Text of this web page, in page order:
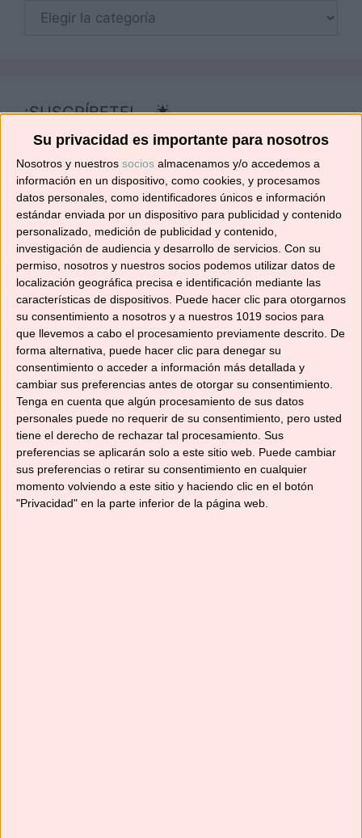
Su privacidad es importante para nosotros
Nosotros y nuestros socios almacenamos y/o accedemos a
información en un dispositivo, como cookies, y procesamos
datos personales, como identificadores únicos e información
estándar enviada por un dispositivo para publicidad y contenido
personalizado, medición de publicidad y contenido,
investigación de audiencia y desarrollo de servicios. Con su
permiso, nosotros y nuestros socios podemos utilizar datos de
localización geográfica precisa e identificación mediante las
características de dispositivos. Puede hacer clic para otorgarnos
su consentimiento a nosotros y a nuestros 1019 socios para
que llevemos a cabo el procesamiento previamente descrito. De
forma alternativa, puede hacer clic para denegar su
consentimiento o acceder a información más detallada y
cambiar sus preferencias antes de otorgar su consentimiento.
Tenga en cuenta que algún procesamiento de sus datos
personales puede no requerir de su consentimiento, pero usted
tiene el derecho de rechazar tal procesamiento. Sus
preferencias se aplicarán solo a este sitio web. Puede cambiar
sus preferencias o retirar su consentimiento en cualquier
momento volviendo a este sitio y haciendo clic en el botón
"Privacidad" en la parte inferior de la página web.
Categorías
¡SUSCRÍBETE! 🍳🌟
Suscríbete ahora para recibir todas las recetas
en tu correo.
¡No te pierdas ninguna! 👩‍🍳👨‍🍳
Dirección
correo
electrónico
Suscribir
YouTube